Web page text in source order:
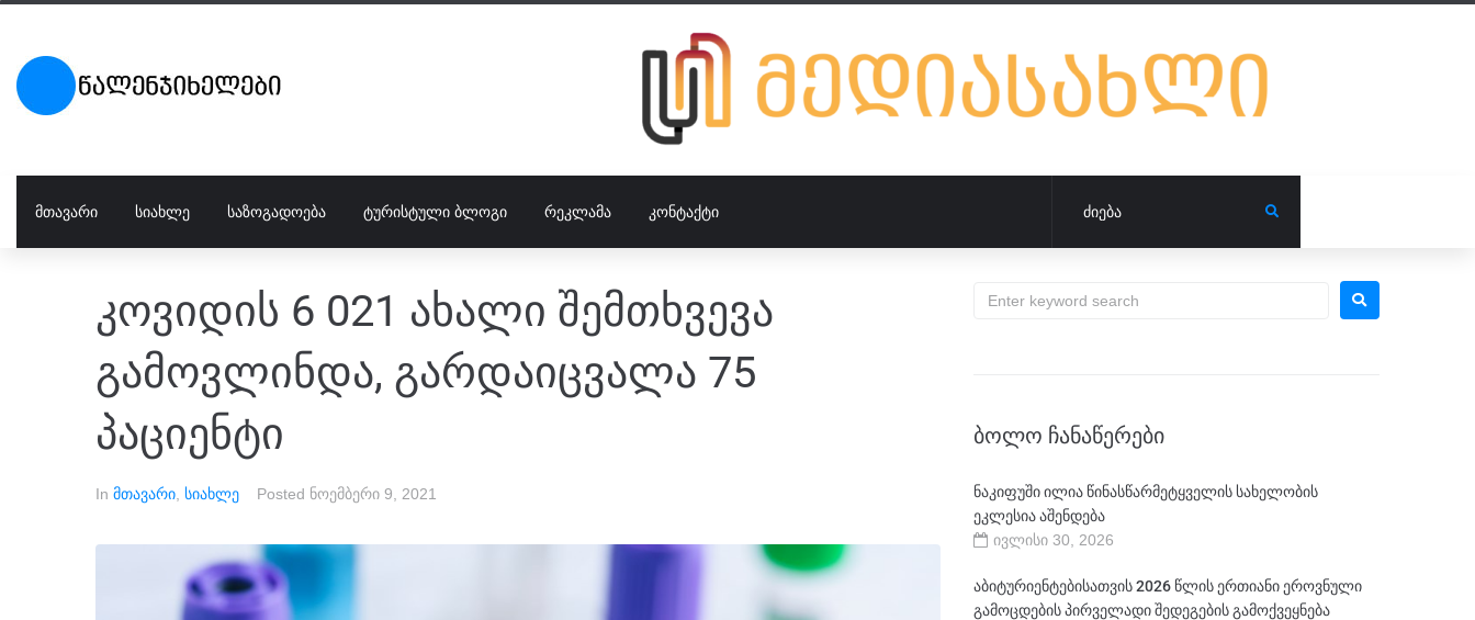
ᲛᲗᲐᲕᲐᲠᲘ ᲡᲘᲐᲮᲚᲔ ᲡᲐᲖᲝᲒᲐᲓᲝᲔᲑᲐ ᲢᲣᲠᲘᲡᲢᲣᲚᲘ ᲑᲚᲝᲒᲘ ᲠᲔᲙᲚᲐᲛᲐ ᲙᲝᲜᲢᲐᲥᲢᲘ
კოვიდის 6 021 ახალი შემთხვევა
გამოვლინდა, გარდაიცვალა 75
პაციენტი
In მთავარი სიახლე Posted ნოემბერი 9, 2021
ᲑᲝᲚᲝ ᲩᲐᲜᲐᲬᲔᲠᲔᲑᲘ
ნაკიფუში ილია წინასწარმეტყველის სახელობის
ეკლესია აშენდება
ივლისი 30, 2026
აბიტურიენტებისათვის 2026 წლის ერთიანი ეროვნული
გამოცდების პირველადი შედეგების გამოქვეყნება